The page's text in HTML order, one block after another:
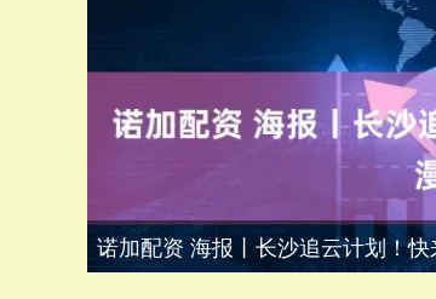
诺加配资 海报丨长沙追云计划！